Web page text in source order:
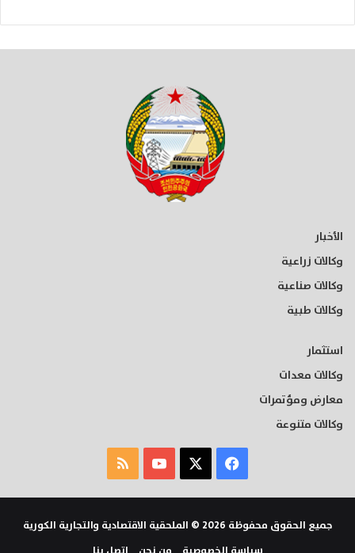
الأخبار
وكالات زراعية
وكالات صناعية
وكالات طبية
استثمار
وكالات معدات
معارض ومؤتمرات
وكالات متنوعة
فيسبوك ‫YouTubeملخص
الموقع
RSS
جميع الحقوق محفوظة 2026 © الملحقية الاقتصادية والتجارية الكورية